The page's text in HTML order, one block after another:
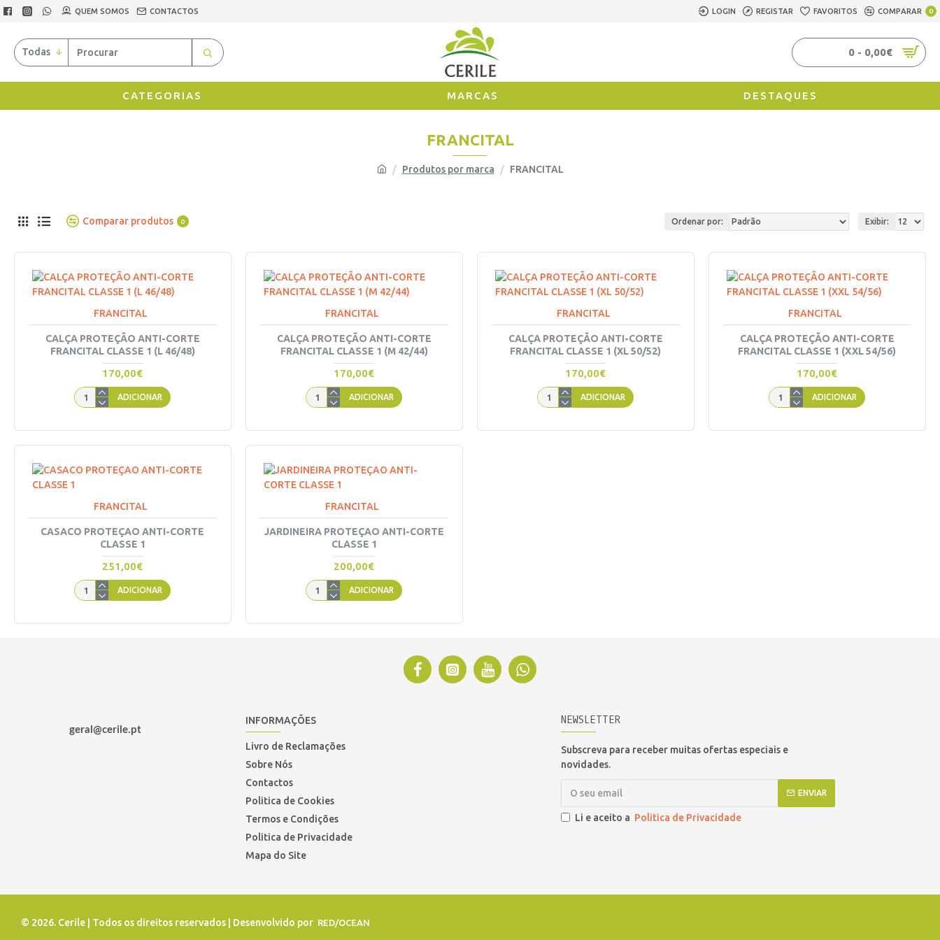
QUEM SOMOS CONTACTOS LOGIN REGISTAR FAVORITOS COMPARAR 0
Todas 0 - 0,00€
CATEGORIAS MARCAS DESTAQUES
Produtos por marca FRANCITAL
FRANCITAL
Comparar produtos 0 Ordenar por: Exibir:
FRANCITAL
CALÇA PROTEÇÃO ANTI-CORTE
FRANCITAL CLASSE 1 (L 46/48)
170,00€
ADICIONAR
FRANCITAL
CALÇA PROTEÇÃO ANTI-CORTE
FRANCITAL CLASSE 1 (M 42/44)
170,00€
ADICIONAR
FRANCITAL
CALÇA PROTEÇÃO ANTI-CORTE
FRANCITAL CLASSE 1 (XL 50/52)
170,00€
ADICIONAR
FRANCITAL
CALÇA PROTEÇÃO ANTI-CORTE
FRANCITAL CLASSE 1 (XXL 54/56)
170,00€
ADICIONAR
FRANCITAL
CASACO PROTEÇAO ANTI-CORTE
CLASSE 1
251,00€
ADICIONAR
FRANCITAL
JARDINEIRA PROTEÇAO ANTI-CORTE
CLASSE 1
200,00€
ADICIONAR
geral@cerile.pt
INFORMAÇÕES
Livro de Reclamações
Sobre Nós
Contactos
Politica de Cookies
Termos e Condições
Politica de Privacidade
Mapa do Site
NEWSLETTER
Subscreva para receber muitas ofertas especiais e
novidades.
ENVIAR
Li e aceito a Politica de Privacidade
© 2026. Cerile | Todos os direitos reservados | Desenvolvido por RED/OCEAN